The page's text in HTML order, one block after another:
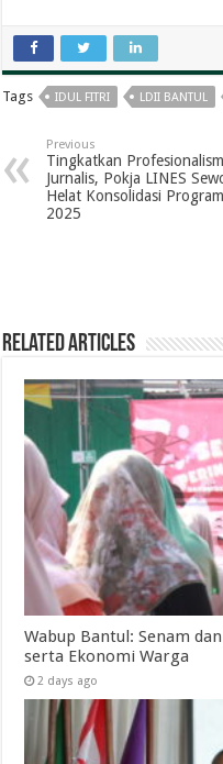
Tags IDUL FITRI LDII BANTUL
Previous
Tingkatkan
Jurnalis, Pokja LINES
Helat Konsolidasi
2025
Related Articles
Wabup Bantul: Senam
serta Ekonomi Warga
2 days ago